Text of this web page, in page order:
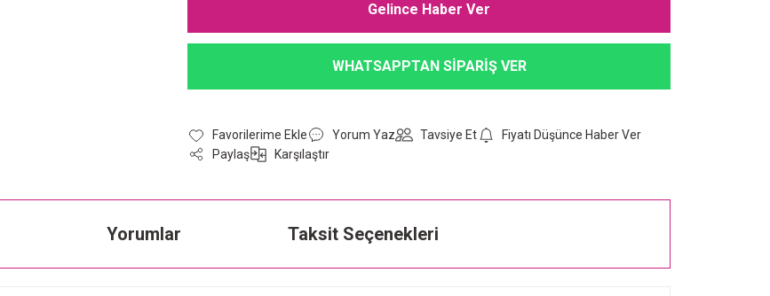
Gelince Haber Ver
WHATSAPPTAN SİPARİŞ VER
Yorum Yaz Tavsiye Et
Fiyatı Düşünce Haber Ver
Paylaş
Karşılaştır
Yorumlar Taksit Seçenekleri